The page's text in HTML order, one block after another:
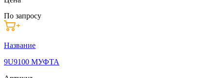
По запросу
Название
9U9100 МУФТА